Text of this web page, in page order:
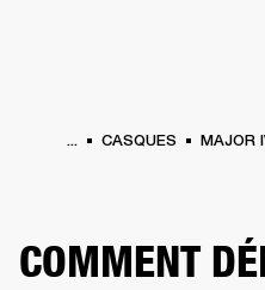
... CASQUES MAJOR
COMMENT